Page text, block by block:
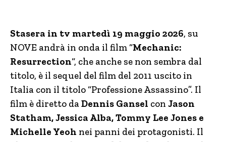
Stasera in tv martedì 19 maggio 2026, su
NOVE andrà in onda il film “Mechanic:
Resurrection“, che anche se non sembra dal
titolo, è il sequel del film del 2011 uscito in
Italia con il titolo “Professione Assassino”. Il
film è diretto daDennis Gansel con Jason
Statham, Jessica Alba, Tommy Lee Jones e
Michelle Yeoh nei panni dei protagonisti. Il